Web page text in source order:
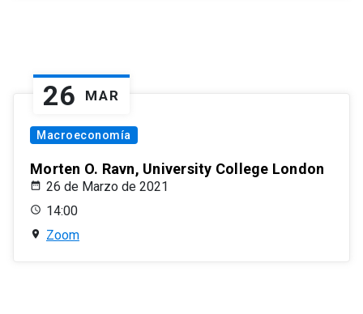
26 MAR
Macroeconomía
Morten O. Ravn, University College London
26 de Marzo de 2021
14:00
Zoom